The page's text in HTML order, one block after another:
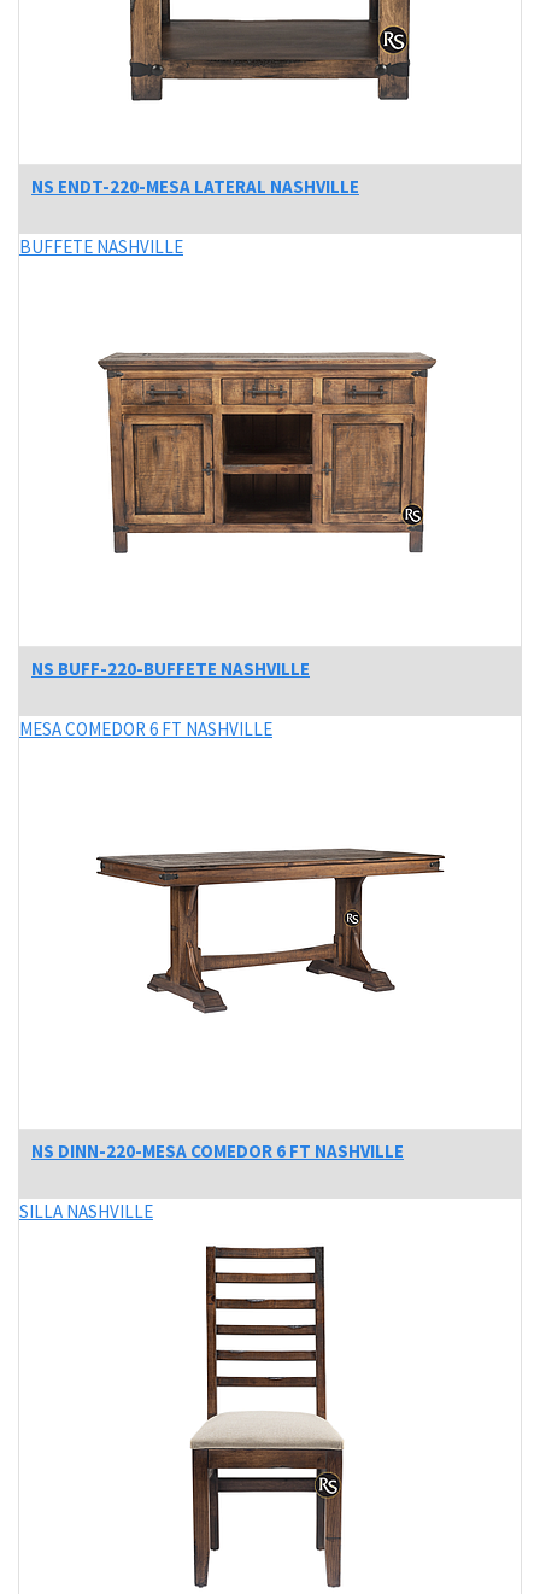
NS ENDT-220-MESA LATERAL NASHVILLE
BUFFETE NASHVILLE
NS BUFF-220-BUFFETE NASHVILLE
MESA COMEDOR 6 FT NASHVILLE
NS DINN-220-MESA COMEDOR 6 FT NASHVILLE
SILLA NASHVILLE